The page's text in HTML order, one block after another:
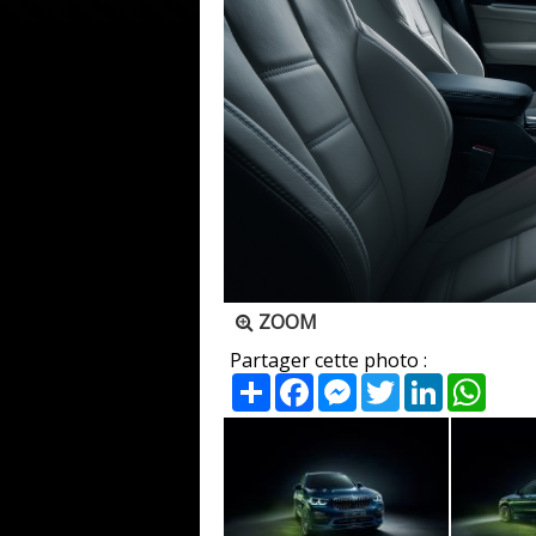
ZOOM
Partager cette photo :
PartagerFacebookMessenger
TwitterLinkedIn